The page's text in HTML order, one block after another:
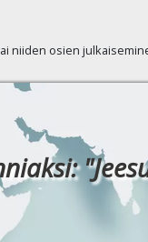
niiden osien